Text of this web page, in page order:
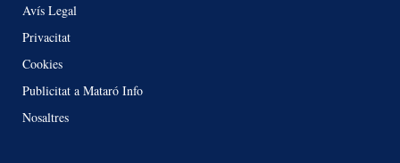
Avís Legal
Privacitat
Cookies
Publicitat a Mataró Info
Nosaltres